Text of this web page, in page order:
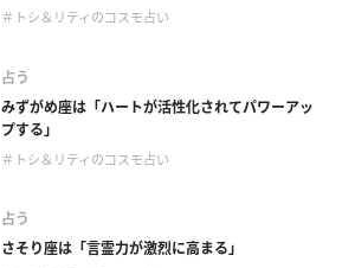
＃トシ＆リティのコスモ占い
占う
みずがめ座は「ハートが活性化されてパワーアッ
プする」
＃トシ＆リティのコスモ占い
占う
さそり座は「言霊力が激烈に高まる」